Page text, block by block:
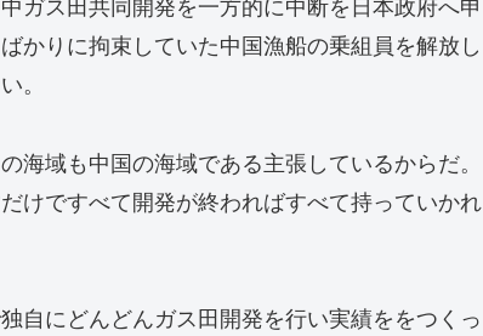
かりに拘束していた中国漁船の乗組員を解放し
。
域も中国の海域である主張しているからだ。
けですべて開発が終わればすべて持っていかれ
自にどんどんガス田開発を行い実績ををつくっ